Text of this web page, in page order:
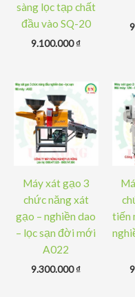
sàng lọc tạp chất
đầu vào SQ-20
9.100.000₫
Máy xát gạo 3
chức năng xát
gạo – nghiền dao
– lọc sạn đời mới
A022
9.300.000₫
tiến